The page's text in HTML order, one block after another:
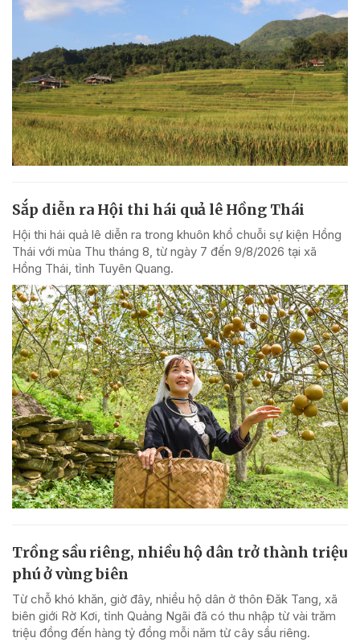
Sắp diễn ra Hội thi hái quả lê Hồng Thái
Hội thi hái quả lê diễn ra trong khuôn khổ chuỗi sự kiện Hồng
Thái với mùa Thu tháng 8, từ ngày 7 đến 9/8/2026 tại xã
Hồng Thái, tỉnh Tuyên Quang.
Trồng sầu riêng, nhiều hộ dân trở thành triệu
phú ở vùng biên
Từ chỗ khó khăn, giờ đây, nhiều hộ dân ở thôn Đăk Tang, xã
biên giới Rờ Kơi, tỉnh Quảng Ngãi đã có thu nhập từ vài trăm
triệu đồng đến hàng tỷ đồng mỗi năm từ cây sầu riêng.